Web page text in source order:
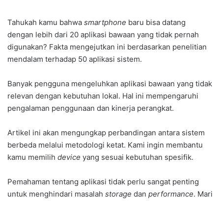
Tahukah kamu bahwa smartphone baru bisa datang
dengan lebih dari 20 aplikasi bawaan yang tidak pernah
digunakan? Fakta mengejutkan ini berdasarkan penelitian
mendalam terhadap 50 aplikasi sistem.
Banyak pengguna mengeluhkan aplikasi bawaan yang tidak
relevan dengan kebutuhan lokal. Hal ini mempengaruhi
pengalaman penggunaan dan kinerja perangkat.
Artikel ini akan mengungkap perbandingan antara sistem
berbeda melalui metodologi ketat. Kami ingin membantu
kamu memilih device yang sesuai kebutuhan spesifik.
Pemahaman tentang aplikasi tidak perlu sangat penting
untuk menghindari masalah storage dan performance. Mari